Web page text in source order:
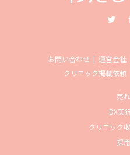
お問い合わせ 運営会社
クリニック掲載依頼
売
DX実
クリニック
採